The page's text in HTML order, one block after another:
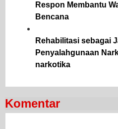
Respon Membantu
Bencana
Rehabilitasi sebagai
Penyalahgunaan
narkotika
Komentar